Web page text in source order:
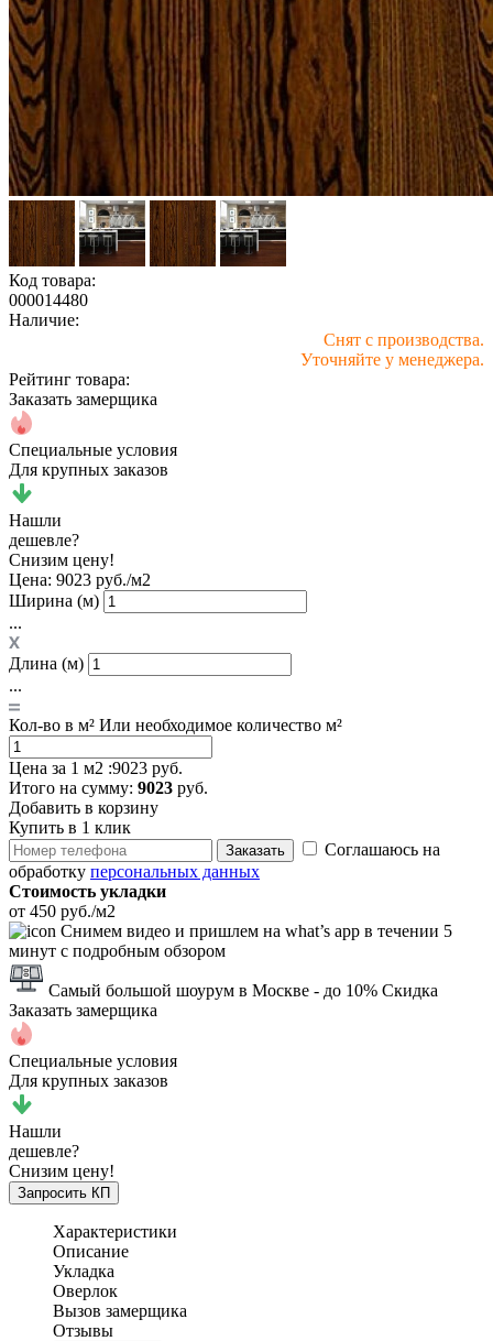
Код товара:
000014480
Наличие:
Снят с производства.
Уточняйте у менеджера.
Рейтинг товара:
Заказать замерщика
Специальные условия
Для крупных заказов
Нашли
дешевле?
Снизим цену!
Цена: 9023 руб./м2
Ширина (м)
...
Длина (м)
...
Кол-во в м² Или необходимое количество м²
Цена за 1 м2 :9023 руб.
Итого на сумму: 9023 руб.
Добавить в корзину
Купить в 1 клик
Заказать
Соглашаюсь на
обработку персональных данных
Стоимость укладки
от 450 руб./м2
Снимем видео и пришлем на what’s app в течении 5
минут с подробным обзором
Самый большой шоурум в Москве - до 10% Скидка
Заказать замерщика
Специальные условия
Для крупных заказов
Нашли
дешевле?
Снизим цену!
Запросить КП
Характеристики
Описание
Укладка
Оверлок
Вызов замерщика
Отзывы